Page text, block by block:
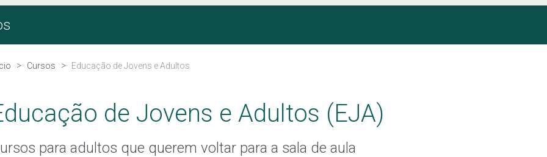
Cursos Educação de Jovens e Adultos
de Jovens e Adultos (EJA)
para adultos que querem voltar para a sala de aula